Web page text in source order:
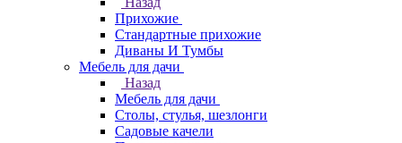
Прихожие
Стандартные прихожие
Диваны И Тумбы
Мебель для дачи
Назад
Мебель для дачи
Столы, стулья, шезлонги
Садовые качели